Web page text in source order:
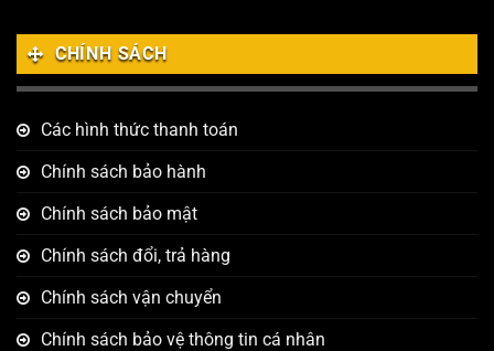
CHÍNH SÁCH
Các hình thức thanh toán
Chính sách bảo hành
Chính sách bảo mật
Chính sách đổi, trả hàng
Chính sách vận chuyển
Chính sách bảo vệ thông tin cá nhân